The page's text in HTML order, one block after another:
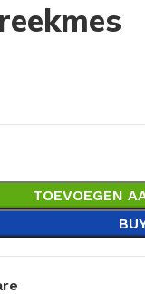
TOEVOEGEN